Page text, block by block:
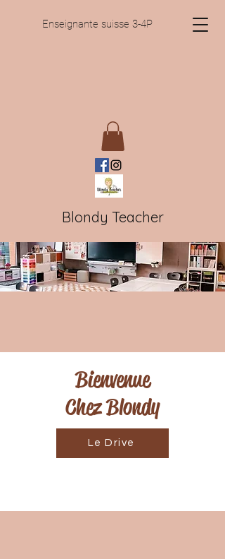
Enseignante suisse 3-4P
Blondy Teacher
Bienvenue
Chez Blondy
Le Drive